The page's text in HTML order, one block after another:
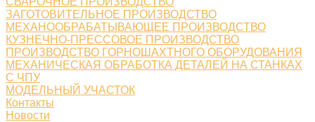
ЗАГОТОВИТЕЛЬНОЕ ПРОИЗВОДСТВО
МЕХАНООБРАБАТЫВАЮЩЕЕ ПРОИЗВОДСТВО
КУЗНЕЧНО-ПРЕССОВОЕ ПРОИЗВОДСТВО
ПРОИЗВОДСТВО ГОРНОШАХТНОГО ОБОРУДОВАНИЯ
МЕХАНИЧЕСКАЯ ОБРАБОТКА ДЕТАЛЕЙ НА СТАНКАХ
С ЧПУ
МОДЕЛЬНЫЙ УЧАСТОК
Контакты
Новости